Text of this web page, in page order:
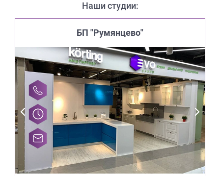
Наши студии:
БП "Румянцево"